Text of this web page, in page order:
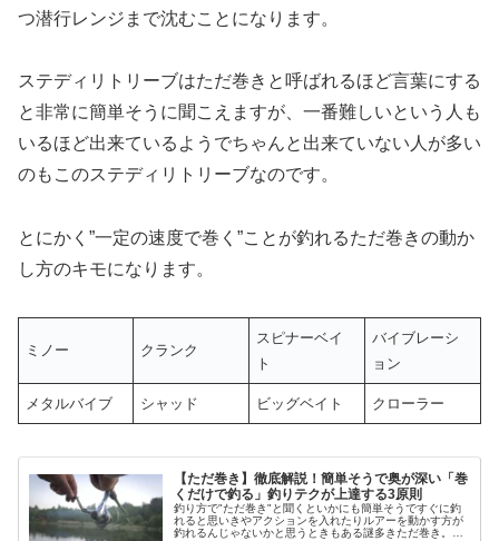
つ潜行レンジまで沈むことになります。
ステディリトリーブはただ巻きと呼ばれるほど言葉にする
と非常に簡単そうに聞こえますが、一番難しいという人も
いるほど出来ているようでちゃんと出来ていない人が多い
のもこのステディリトリーブなのです。
とにかく”一定の速度で巻く”ことが釣れるただ巻きの動か
し方のキモになります。
ミノー クランク
スピナーベイ
ト
バイブレーシ
ョン
メタルバイブ シャッド ビッグベイト クローラー
【ただ巻き】徹底解説！簡単そうで奥が深い「巻
くだけで釣る」釣りテクが上達する3原則
釣り方で"ただ巻き"と聞くといかにも簡単そうですぐに釣
れると思いきやアクションを入れたりルアーを動かす方が
釣れるんじゃないかと思うときもある謎多きただ巻き。簡